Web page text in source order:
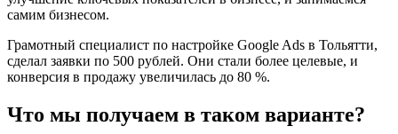
самим бизнесом.
Грамотный специалист по настройке Google Ads в Тольятти,
сделал заявки по 500 рублей. Они стали более целевые, и
конверсия в продажу увеличилась до 80 %.
Что мы получаем в таком варианте?